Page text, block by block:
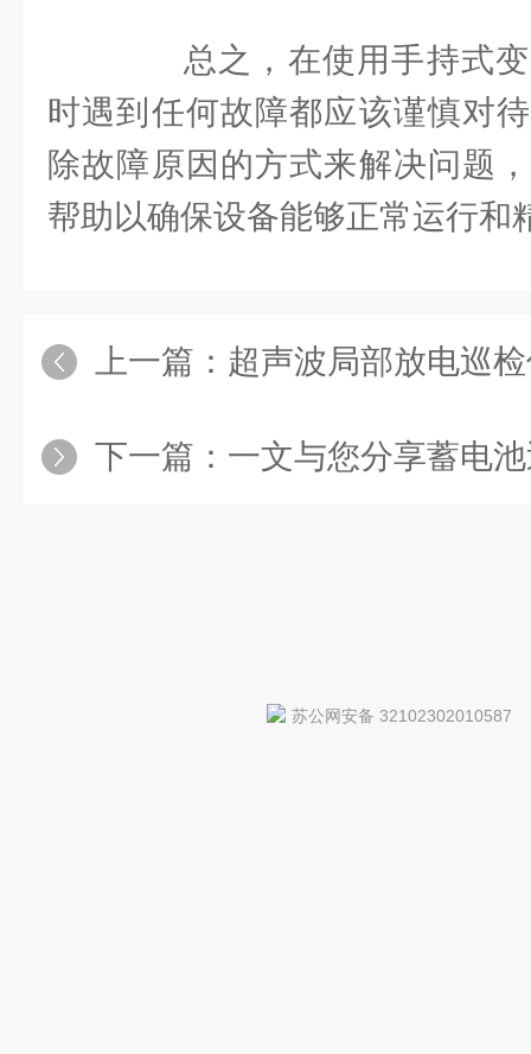
总之，在使用手持式变
时遇到任何故障都应该谨慎对
除故障原因的方式来解决问题
帮助以确保设备能够正常运行和
上一篇： 超声波局部放电巡检
下一篇： 一文与您分享蓄电池巡
苏公网安备 32102302010587